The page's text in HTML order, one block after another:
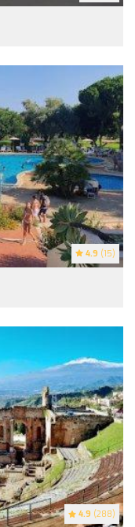
4.9 (15)
4.9 (288)